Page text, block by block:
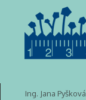
Ing. Jana Pyšková